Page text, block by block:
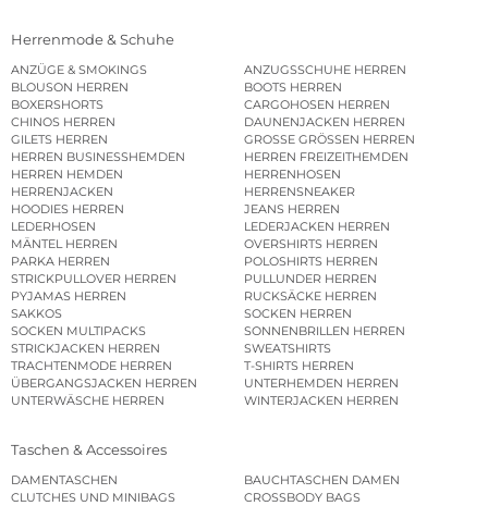
Herrenmode & Schuhe
ANZÜGE & SMOKINGS
ANZUGSSCHUHE HERREN
BLOUSON HERREN
BOOTS HERREN
BOXERSHORTS
CARGOHOSEN HERREN
CHINOS HERREN
DAUNENJACKEN HERREN
GILETS HERREN
GROSSE GRÖSSEN HERREN
HERREN BUSINESSHEMDEN
HERREN FREIZEITHEMDEN
HERREN HEMDEN
HERRENHOSEN
HERRENJACKEN
HERRENSNEAKER
HOODIES HERREN
JEANS HERREN
LEDERHOSEN
LEDERJACKEN HERREN
MÄNTEL HERREN
OVERSHIRTS HERREN
PARKA HERREN
POLOSHIRTS HERREN
STRICKPULLOVER HERREN
PULLUNDER HERREN
PYJAMAS HERREN
RUCKSÄCKE HERREN
SAKKOS
SOCKEN HERREN
SOCKEN MULTIPACKS
SONNENBRILLEN HERREN
STRICKJACKEN HERREN
SWEATSHIRTS
TRACHTENMODE HERREN
T-SHIRTS HERREN
ÜBERGANGSJACKEN HERREN
UNTERHEMDEN HERREN
UNTERWÄSCHE HERREN
WINTERJACKEN HERREN
Taschen & Accessoires
DAMENTASCHEN
BAUCHTASCHEN DAMEN
CLUTCHES UND MINIBAGS
CROSSBODY BAGS